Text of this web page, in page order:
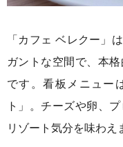
「カフェ ベレクー」
ガントな空間で、本
です。看板メニュー
ト」。チーズや卵、
リゾート気分を味わえ